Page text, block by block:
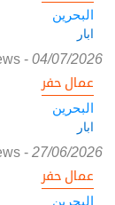
البحرين
ابار
- 04/07/2026
عمال حفر
البحرين
ابار
- 27/06/2026
عمال حفر
البحرين